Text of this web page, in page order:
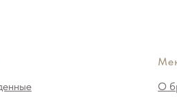
О